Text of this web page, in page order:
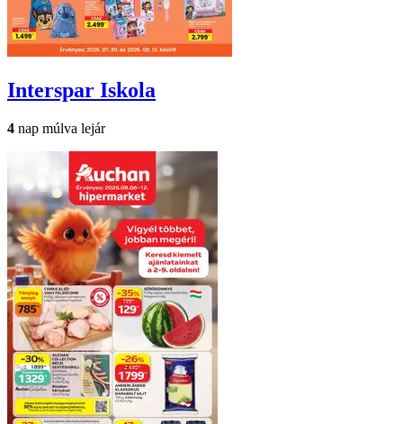
Interspar Iskola
4 nap múlva lejár